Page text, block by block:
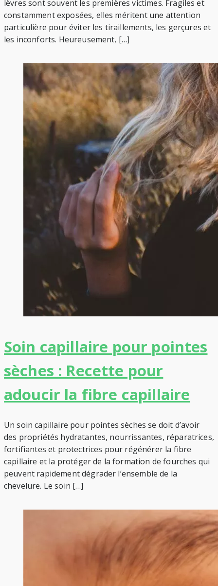
lèvres sont souvent les premières victimes. Fragiles et
constamment exposées, elles méritent une attention
particulière pour éviter les tiraillements, les gerçures et
les inconforts. Heureusement, […]
Soin capillaire pour pointes
sèches : Recette pour
adoucir la fibre capillaire
Un soin capillaire pour pointes sèches se doit d’avoir
des propriétés hydratantes, nourrissantes, réparatrices,
fortifiantes et protectrices pour régénérer la fibre
capillaire et la protéger de la formation de fourches qui
peuvent rapidement dégrader l’ensemble de la
chevelure. Le soin […]